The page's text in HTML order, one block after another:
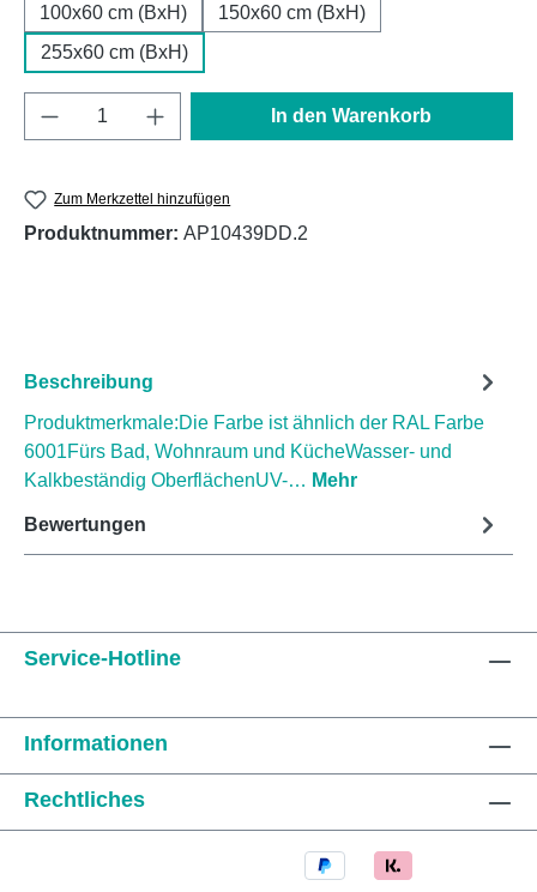
100x60 cm (BxH)
150x60 cm (BxH)
255x60 cm (BxH)
Produkt Anzahl: Gib den gewünschten
In den Warenkorb
Zum Merkzettel hinzufügen
Produktnummer: AP10439DD.2
Beschreibung
Produktmerkmale:Die Farbe ist ähnlich der RAL Farbe
6001Fürs Bad, Wohnraum und KücheWasser- und
Kalkbeständig OberflächenUV-… Mehr
Bewertungen
Service-Hotline
Informationen
Rechtliches